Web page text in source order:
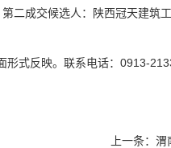
二成交候选人：陕西冠天建筑
式反映。联系电话：0913-
上一条： 渭